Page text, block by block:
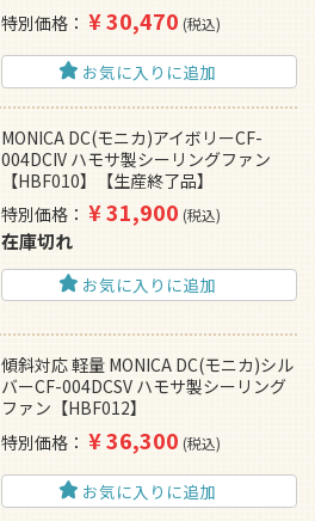
特別価格
¥30,470 税込
お気に入りに追加
MONICA DC(モニカ)アイボリーCF-
004DCIV ハモサ製シーリングファン
【HBF010】【生産終了品】
特別価格
¥31,900 税込
在庫切れ
お気に入りに追加
傾斜対応 軽量 MONICA DC(モニカ)シル
バーCF-004DCSV ハモサ製シーリング
ファン【HBF012】
特別価格
¥36,300 税込
お気に入りに追加